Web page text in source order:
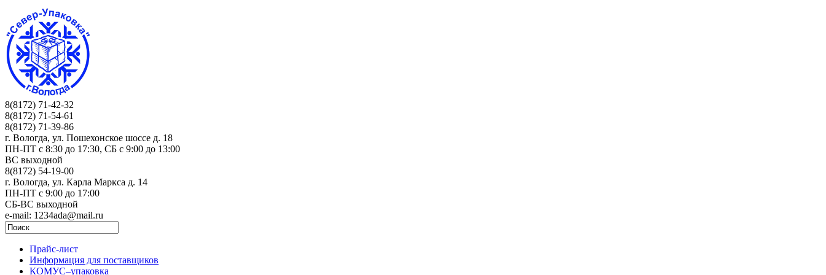
8(8172) 71-42-32
8(8172) 71-54-61
8(8172) 71-39-86
г. Вологда, ул. Пошехонское шоссе д. 18
ПН-ПТ c 8:30 до 17:30, СБ с 9:00 до 13:00
ВС выходной
8(8172) 54-19-00
г. Вологда, ул. Карла Маркса д. 14
ПН-ПТ c 9:00 до 17:00
СБ-ВС выходной
e-mail: 1234ada@mail.ru
Прайс-лист
Информация для поставщиков
КОМУС–упаковка